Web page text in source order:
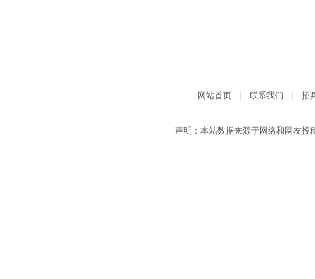
网站首页 联系我们 招
声明：本站数据来源于网络和网友投